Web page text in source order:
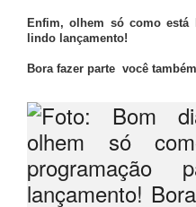
Enfim, olhem só como está
lindo lançamento!
Bora fazer parte você